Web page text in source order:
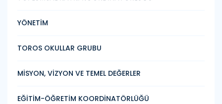
YÖNETİM
TOROS OKULLAR GRUBU
MİSYON, VİZYON VE TEMEL DEĞERLER
EĞİTİM-ÖĞRETİM KOORDİNATÖRLÜĞÜ